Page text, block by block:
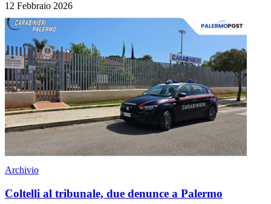
12 Febbraio 2026
Archivio
Coltelli al tribunale, due denunce a Palermo